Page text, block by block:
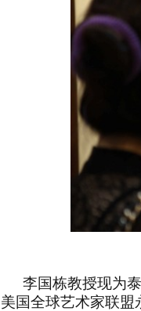
李国栋教授现为
美国全球艺术家联